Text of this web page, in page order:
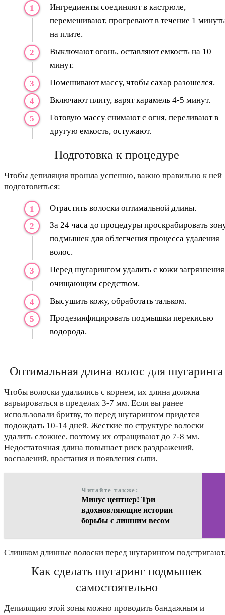
Ингредиенты соединяют в кастрюле,
перемешивают, прогревают в течение 1
на плите.
Выключают огонь, оставляют емкость на 10
минут.
Помешивают массу, чтобы сахар разошелся.
Включают плиту, варят карамель 4-5 минут.
Готовую массу снимают с огня, переливают в
другую емкость, остужают.
Подготовка к процедуре
Чтобы депиляция прошла успешно, важно правильно к ней
подготовиться:
Отрастить волоски оптимальной длины.
За 24 часа до процедуры проскрабировать
подмышек для облегчения процесса удаления
волос.
Перед шугарингом удалить с кожи загрязнения
очищающим средством.
Высушить кожу, обработать тальком.
Продезинфицировать подмышки перекисью
водорода.
Оптимальная длина волос для шугаринга
Чтобы волоски удалились с корнем, их длина должна
варьироваться в пределах 3-7 мм. Если вы ранее
использовали бритву, то перед шугарингом придется
подождать 10-14 дней. Жесткие по структуре волоски
удалить сложнее, поэтому их отращивают до 7-8 мм.
Недостаточная длина повышает риск раздражений,
воспалений, врастания и появления сыпи.
Читайте также:
Минус центнер! Три
вдохновляющие истории
борьбы с лишним весом
Слишком длинные волоски перед шугарингом
Как сделать шугаринг подмышек
самостоятельно
Депиляцию этой зоны можно проводить бандажным и